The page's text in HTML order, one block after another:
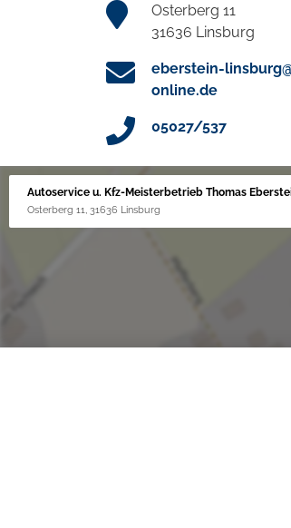
Osterberg 11
31636 Linsburg
eberstein-
online.de
05027/537
Autoservice u. Kfz-Meisterbetrieb Thomas
Osterberg 11, 31636 Linsburg